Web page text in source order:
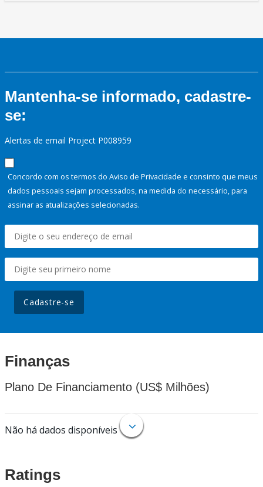
Mantenha-se informado, cadastre-
se:
Alertas de email Project P008959
Concordo com os termos do Aviso de Privacidade e consinto que meus
dados pessoais sejam processados, na medida do necessário, para
assinar as atualizações selecionadas.
Cadastre-se
Finanças
Plano De Financiamento (US$ Milhões)
Não há dados disponíveis
Ratings